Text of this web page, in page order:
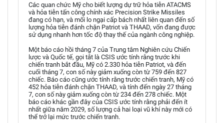
Các quan chức Mỹ cho biết lượng dự trữ hỏa tiễn ATACMS
và hỏa tiễn tấn công chính xác Precision Strike Missiles
đang có hạn, và mối lo ngại cấp bách nhất liên quan đến số
lượng hỏa tiễn đánh chặn Patriot và THAAD, vốn đang được
sử dụng nhanh hơn tốc độ thay thế của ngành công nghiệp.
Một báo cáo hồi tháng 7 của Trung tâm Nghiên cứu Chiến
lược và Quốc tế, gọi tắt là CSIS ước tính rằng trước khi
chiến tranh bắt đầu, Mỹ có 2.330 hỏa tiễn Patriot, và đến
cuối tháng 7, con số này giảm xuống còn từ 759 đến 827
chiếc. Báo cáo cũng ước tính rằng trước chiến tranh, Mỹ có
452 hỏa tiễn đánh chặn THAAD, và tính đến ngày 27 tháng
7, con số này giảm xuống còn từ 234 đến 278 chiếc. Một
báo cáo khác gần đây của CSIS ước tính rằng phải đến ít
nhất giữa năm 2029, số lượng cả hai loại vũ khí này mới có
thể trở lại mức trước chiến tranh.